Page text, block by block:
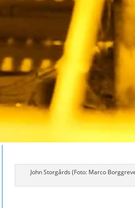
John Storgårds (Foto: Marco